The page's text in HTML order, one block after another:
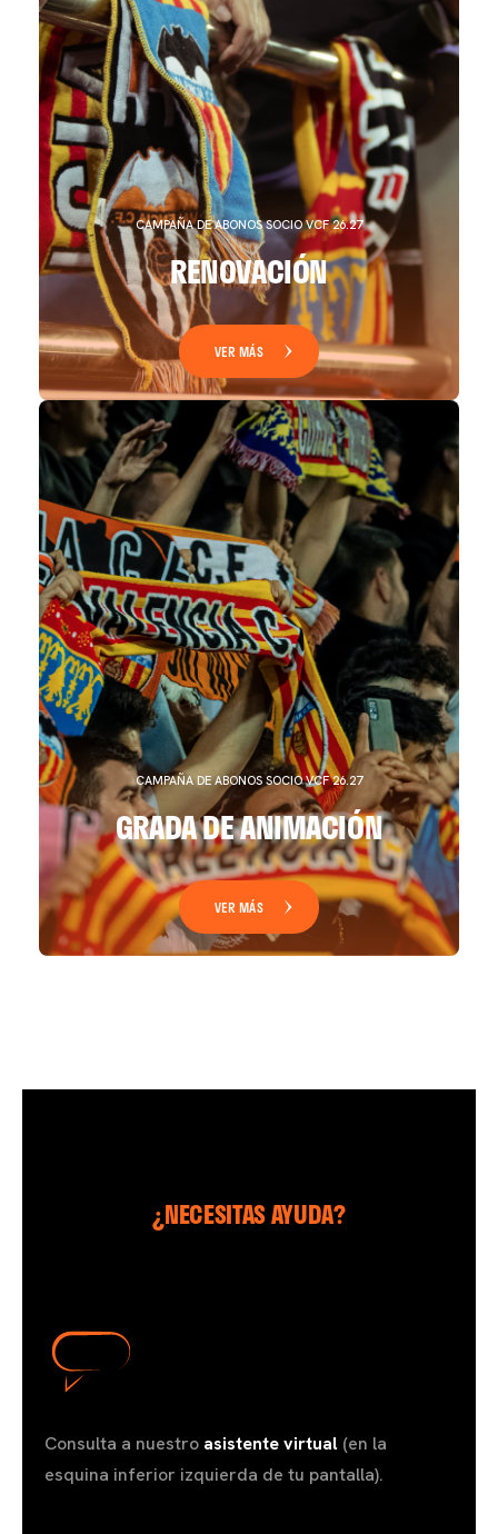
CAMPAÑA DE ABONOS SOCIO VCF 26.27
RENOVACIÓN
VER MÁS
CAMPAÑA DE ABONOS SOCIO VCF 26.27
GRADA DE ANIMACIÓN
VER MÁS
¿NECESITAS AYUDA?
Consulta a nuestro asistente virtual (en la
esquina inferior izquierda de tu pantalla).